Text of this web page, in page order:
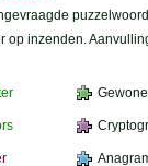
op inzenden.